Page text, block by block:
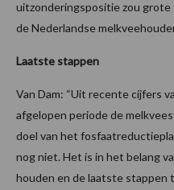
uitzonderingspositie zou
de Nederlandse
Laatste stappen
Van Dam: “Uit recente cijfers
afgelopen periode de
doel van het
nog niet. Het is in het belang
houden en de laatste stappen